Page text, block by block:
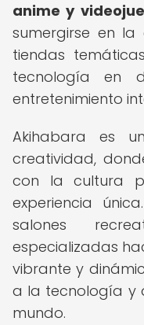
anime y
sumergirse en
tiendas
tecnología en
entretenimiento
Akihabara es
creatividad,
con la cultura
experiencia
salones
especializadas
vibrante y
a la tecnología y
mundo.